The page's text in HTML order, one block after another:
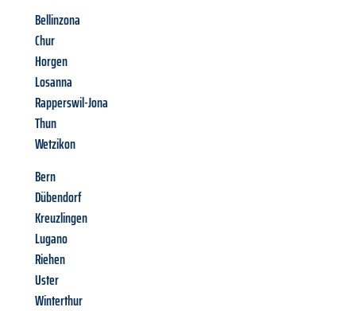
Bellinzona
Chur
Horgen
Losanna
Rapperswil-Jona
Thun
Wetzikon
Bern
Dübendorf
Kreuzlingen
Lugano
Riehen
Uster
Winterthur